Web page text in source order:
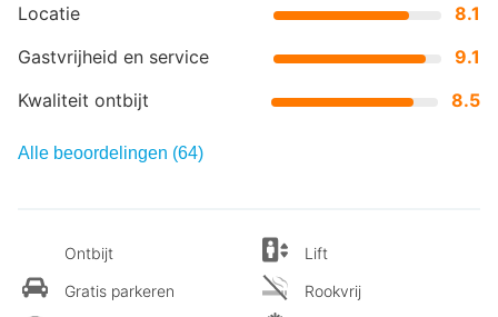
Locatie
8.1
Gastvrijheid en service
9.1
Kwaliteit ontbijt
8.5
Alle beoordelingen (64)
Ontbijt
Gratis parkeren
Lift
Rookvrij